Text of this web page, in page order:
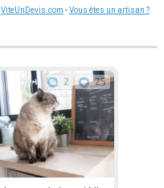
ViteUnDevis.com -Vous êtes un artisan ?
2 25